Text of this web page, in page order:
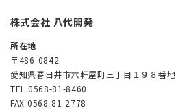
株式会社 八代開発
所在地
〒486-0842
愛知県春日井市六軒屋町三丁目１９８番地
TEL 0568-81-8460
FAX 0568-81-2778